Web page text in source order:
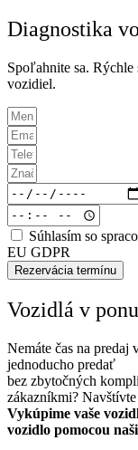
Diagnostika
Spoľahnite sa. Rýchle
vozidiel.
Súhlasím so
EU GDPR
Rezervácia termínu
Vozidlá v
Nemáte čas na predaj
jednoducho predať
bez zbytočných
zákazníkmi?
Vykúpime vaše
vozidlo pomocou